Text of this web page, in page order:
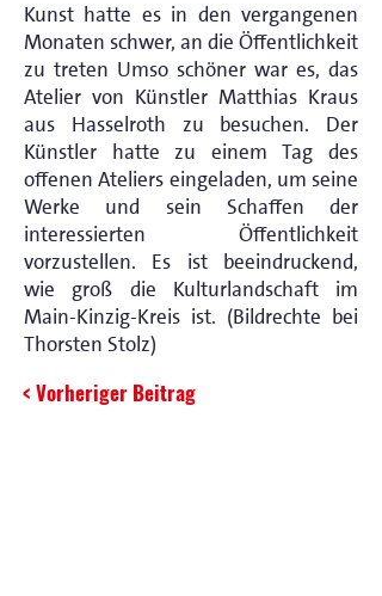
Kunst hatte es in den vergangenen
Monaten schwer, an die Öffentlichkeit
zu treten Umso schöner war es, das
Atelier von Künstler Matthias Kraus
aus Hasselroth zu besuchen. Der
Künstler hatte zu einem Tag des
offenen Ateliers eingeladen, um seine
Werke und sein Schaffen der
interessierten Öffentlichkeit
vorzustellen. Es ist beeindruckend,
wie groß die Kulturlandschaft im
Main-Kinzig-Kreis ist. (Bildrechte bei
Thorsten Stolz)
< Vorheriger Beitrag